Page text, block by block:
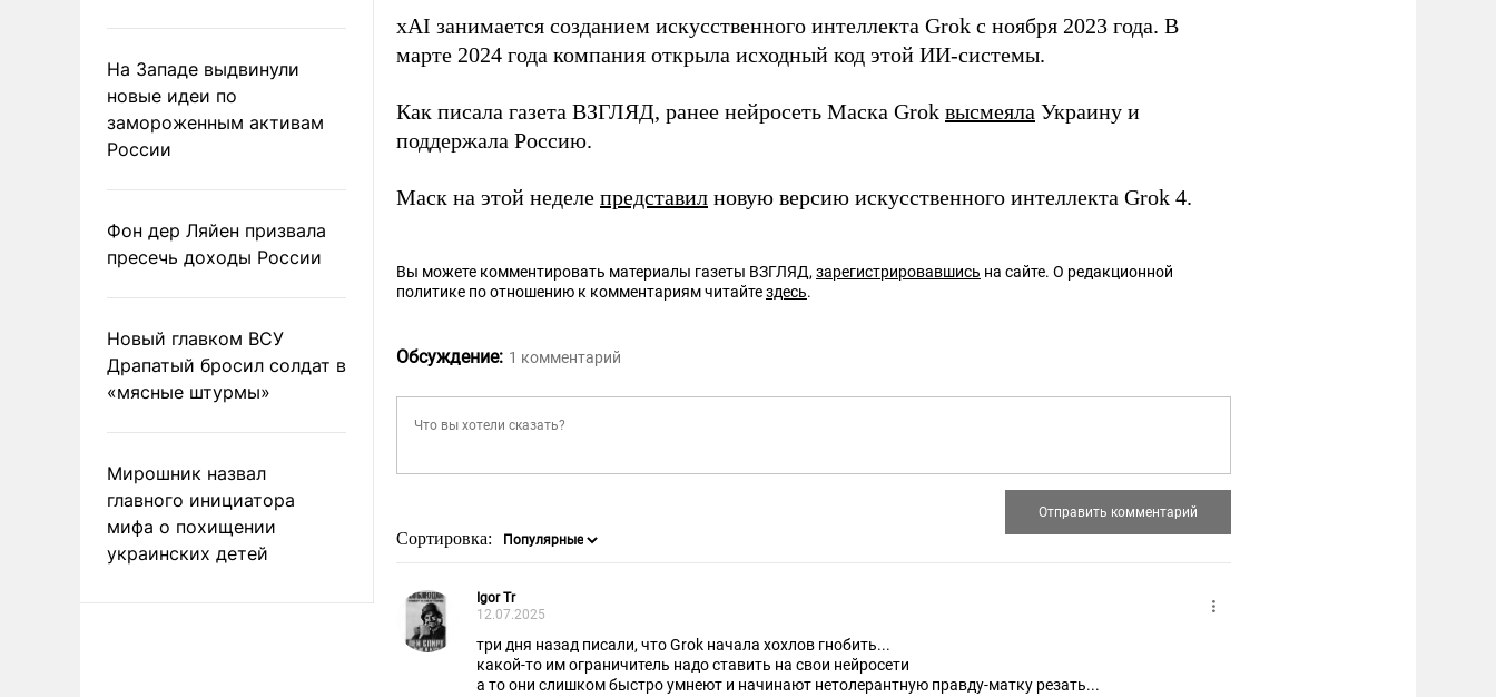
На Западе выдвинули
новые идеи по
замороженным активам
России
Фон дер Ляйен призвала
пресечь доходы России
Новый главком ВСУ
Драпатый бросил солдат в
«мясные штурмы»
Мирошник назвал
главного инициатора
мифа о похищении
украинских детей
xAI занимается созданием искусственного интеллекта Grok с ноября 2023 года. В
марте 2024 года компания открыла исходный код этой ИИ-системы.
Как писала газета ВЗГЛЯД, ранее нейросеть Маска Grok высмеяла Украину и
поддержала Россию.
Маск на этой неделе представил новую версию искусственного интеллекта Grok 4.
Вы можете комментировать материалы газеты ВЗГЛЯД, зарегистрировавшись на сайте. О редакционной
политике по отношению к комментариям читайтездесь.
Обсуждение: 1 комментарий
Сортировка:
Igor Tr
12.07.2025
три дня назад писали, что Grok начала xoxлов гнобить...
какой-то им ограничитель надо ставить на свои нейросети
а то они слишком быстро умнеют и начинают нетолерантную правду-мaтку резать...